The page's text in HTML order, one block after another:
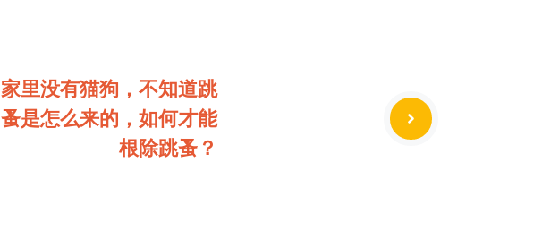
家里没有猫狗，不知道跳
蚤是怎么来的，如何才能
根除跳蚤？